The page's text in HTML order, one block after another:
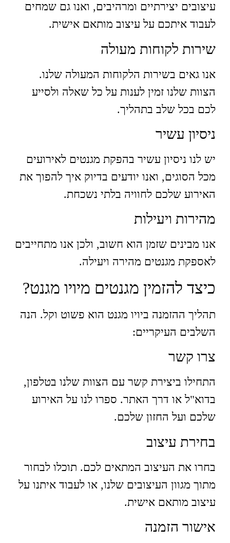
עיצובים יצירתיים ומרהיבים, ואנו גם שמחים
לעבוד איתכם על עיצוב מותאם אישית.
שירות לקוחות מעולה
אנו גאים בשירות הלקוחות המעולה שלנו.
הצוות שלנו זמין לענות על כל שאלה ולסייע
לכם בכל שלב בתהליך.
ניסיון עשיר
יש לנו ניסיון עשיר בהפקת מגנטים לאירועים
מכל הסוגים, ואנו יודעים בדיוק איך להפוך את
האירוע שלכם לחוויה בלתי נשכחת.
מהירות ויעילות
אנו מבינים שזמן הוא חשוב, ולכן אנו מתחייבים
לאספקת מגנטים מהירה ויעילה.
כיצד להזמין מגנטים מיויו מגנט?
תהליך ההזמנה ביויו מגנט הוא פשוט וקל. הנה
השלבים העיקריים:
צרו קשר
התחילו ביצירת קשר עם הצוות שלנו בטלפון,
בדוא"ל או דרך האתר. ספרו לנו על האירוע
שלכם ועל החזון שלכם.
בחירת עיצוב
בחרו את העיצוב המתאים לכם. תוכלו לבחור
מתוך מגוון העיצובים שלנו, או לעבוד איתנו על
עיצוב מותאם אישית.
אישור הזמנה